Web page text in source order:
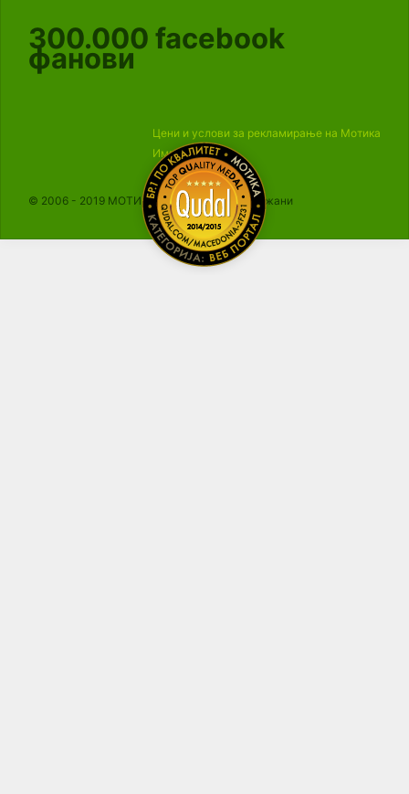
300.000 facebook
фанови
Цени и услови за рекламирање на Мотика
Импресум
© 2006 - 2019 МОТИКА, Сите права се задржани